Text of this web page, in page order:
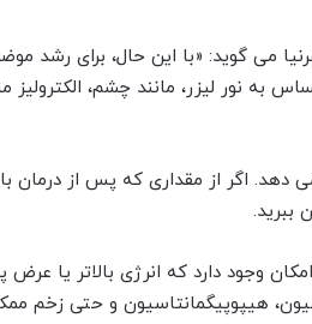
می گوید: «با این حال، برای رشد
به نور لیزر، مانند چشم، الکترولیز
زائد را حدود 70 درصد کاهش می دهد. اگر از مقداری که پس از
ببرید.
وجود دارد که انرژی بالاتر یا عرض
هیپوپیگمانتاسیون و حتی زخم